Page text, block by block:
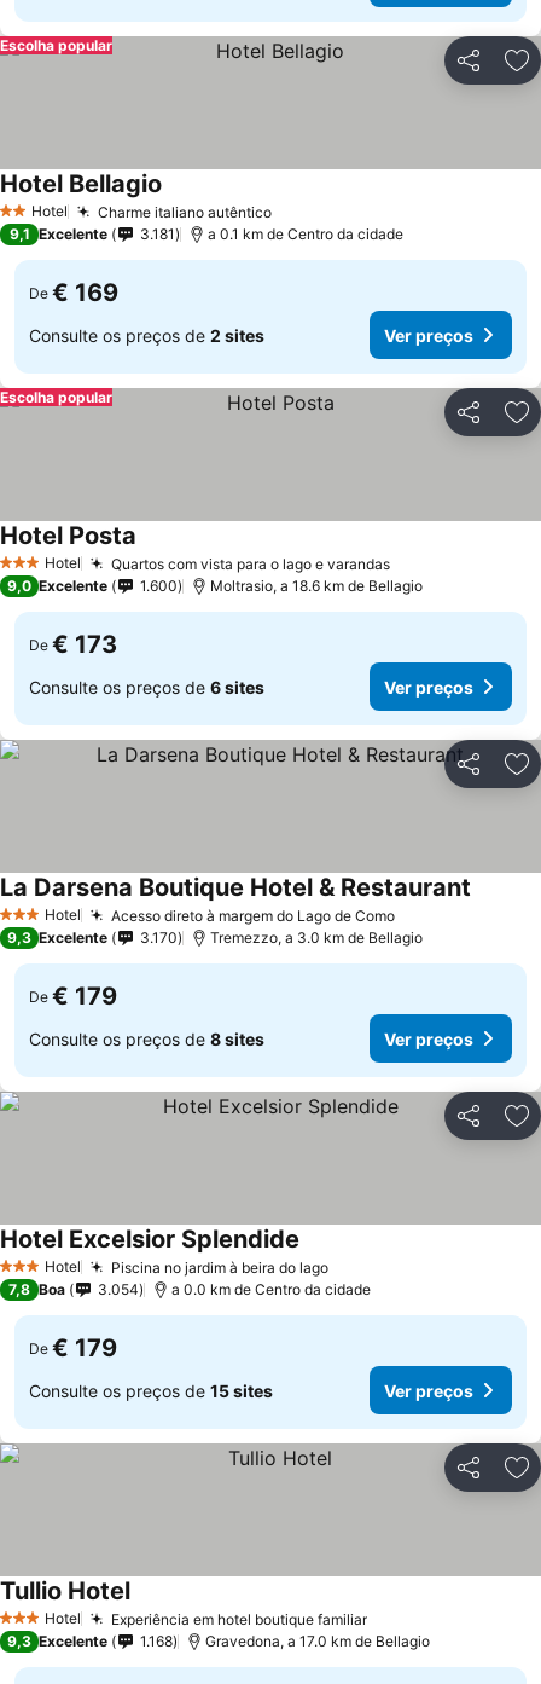
Partilhar
Escolha popular
2 Estrelas
Hotel Charme italiano autênticoVer preços
Hotel Bellagio
9,1 Excelente 3.181 a 0.1 km de Centro da cidade
De € 169
Consulte os preços de 2 sites Ver preços
Partilhar
Escolha popular
3 EstrelasHotel Quartos com vista para o lago e varandasVer preços
Hotel Posta
9,0 Excelente 1.600 Moltrasio, a 18.6 km de Bellagio
De € 173
Consulte os preços de 6 sites Ver preços
Partilhar
3 EstrelasHotel Acesso direto à margem do Lago de ComoVer preços
La Darsena Boutique Hotel & Restaurant
9,3 Excelente 3.170 Tremezzo, a 3.0 km de Bellagio
De € 179
Consulte os preços de 8 sites Ver preços
Partilhar
3 EstrelasHotel Piscina no jardim à beira do lagoVer preços
Hotel Excelsior Splendide
7,8 Boa 3.054 a 0.0 km de Centro da cidade
De € 179
Consulte os preços de 15 sites Ver preços
Partilhar
3 EstrelasHotel Experiência em hotel boutique familiarVer preços
Tullio HotelVer preços
9,3 Excelente 1.168 Gravedona, a 17.0 km de Bellagio